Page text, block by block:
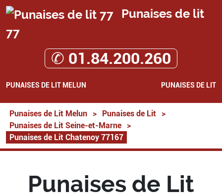
Punaises de lit
77
✆ 01.84.200.260
PUNAISES DE LIT MELUN PUNAISES DE LIT
Punaises de Lit Melun > Punaises de Lit
>
Punaises de Lit Seine-et-Marne
>
Punaises de Lit Chatenoy 77167
Punaises de Lit